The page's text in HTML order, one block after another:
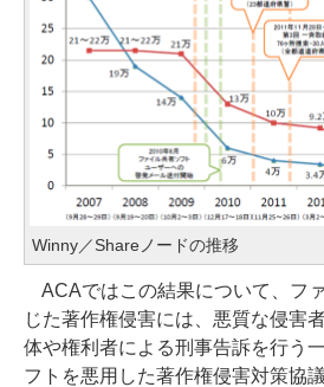
Winny／Shareノードの推移
ACAではこの結果について、フ
じた著作権侵害には、悪質な侵害
体や権利者による刑事告訴を行う
フトを悪用した著作権侵害対策協